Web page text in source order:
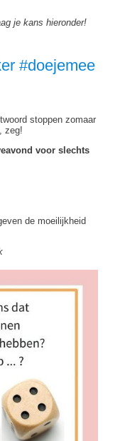
je kans hieronder!
#doejemee
stoppen zomaar
zeg!
voor slechts
de moeilijkheid